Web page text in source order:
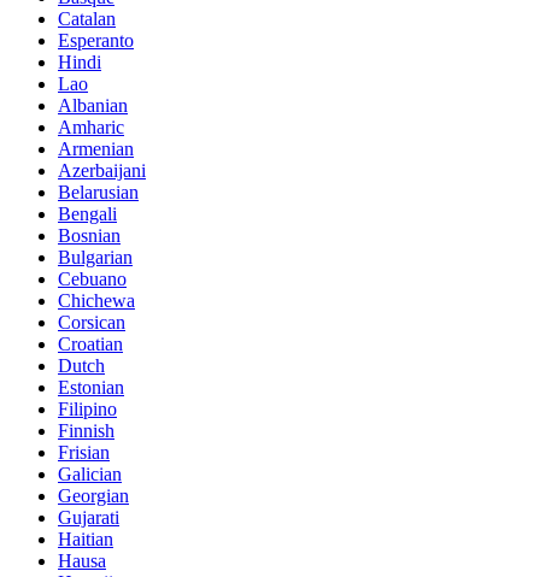
Catalan
Esperanto
Hindi
Lao
Albanian
Amharic
Armenian
Azerbaijani
Belarusian
Bengali
Bosnian
Bulgarian
Cebuano
Chichewa
Corsican
Croatian
Dutch
Estonian
Filipino
Finnish
Frisian
Galician
Georgian
Gujarati
Haitian
Hausa